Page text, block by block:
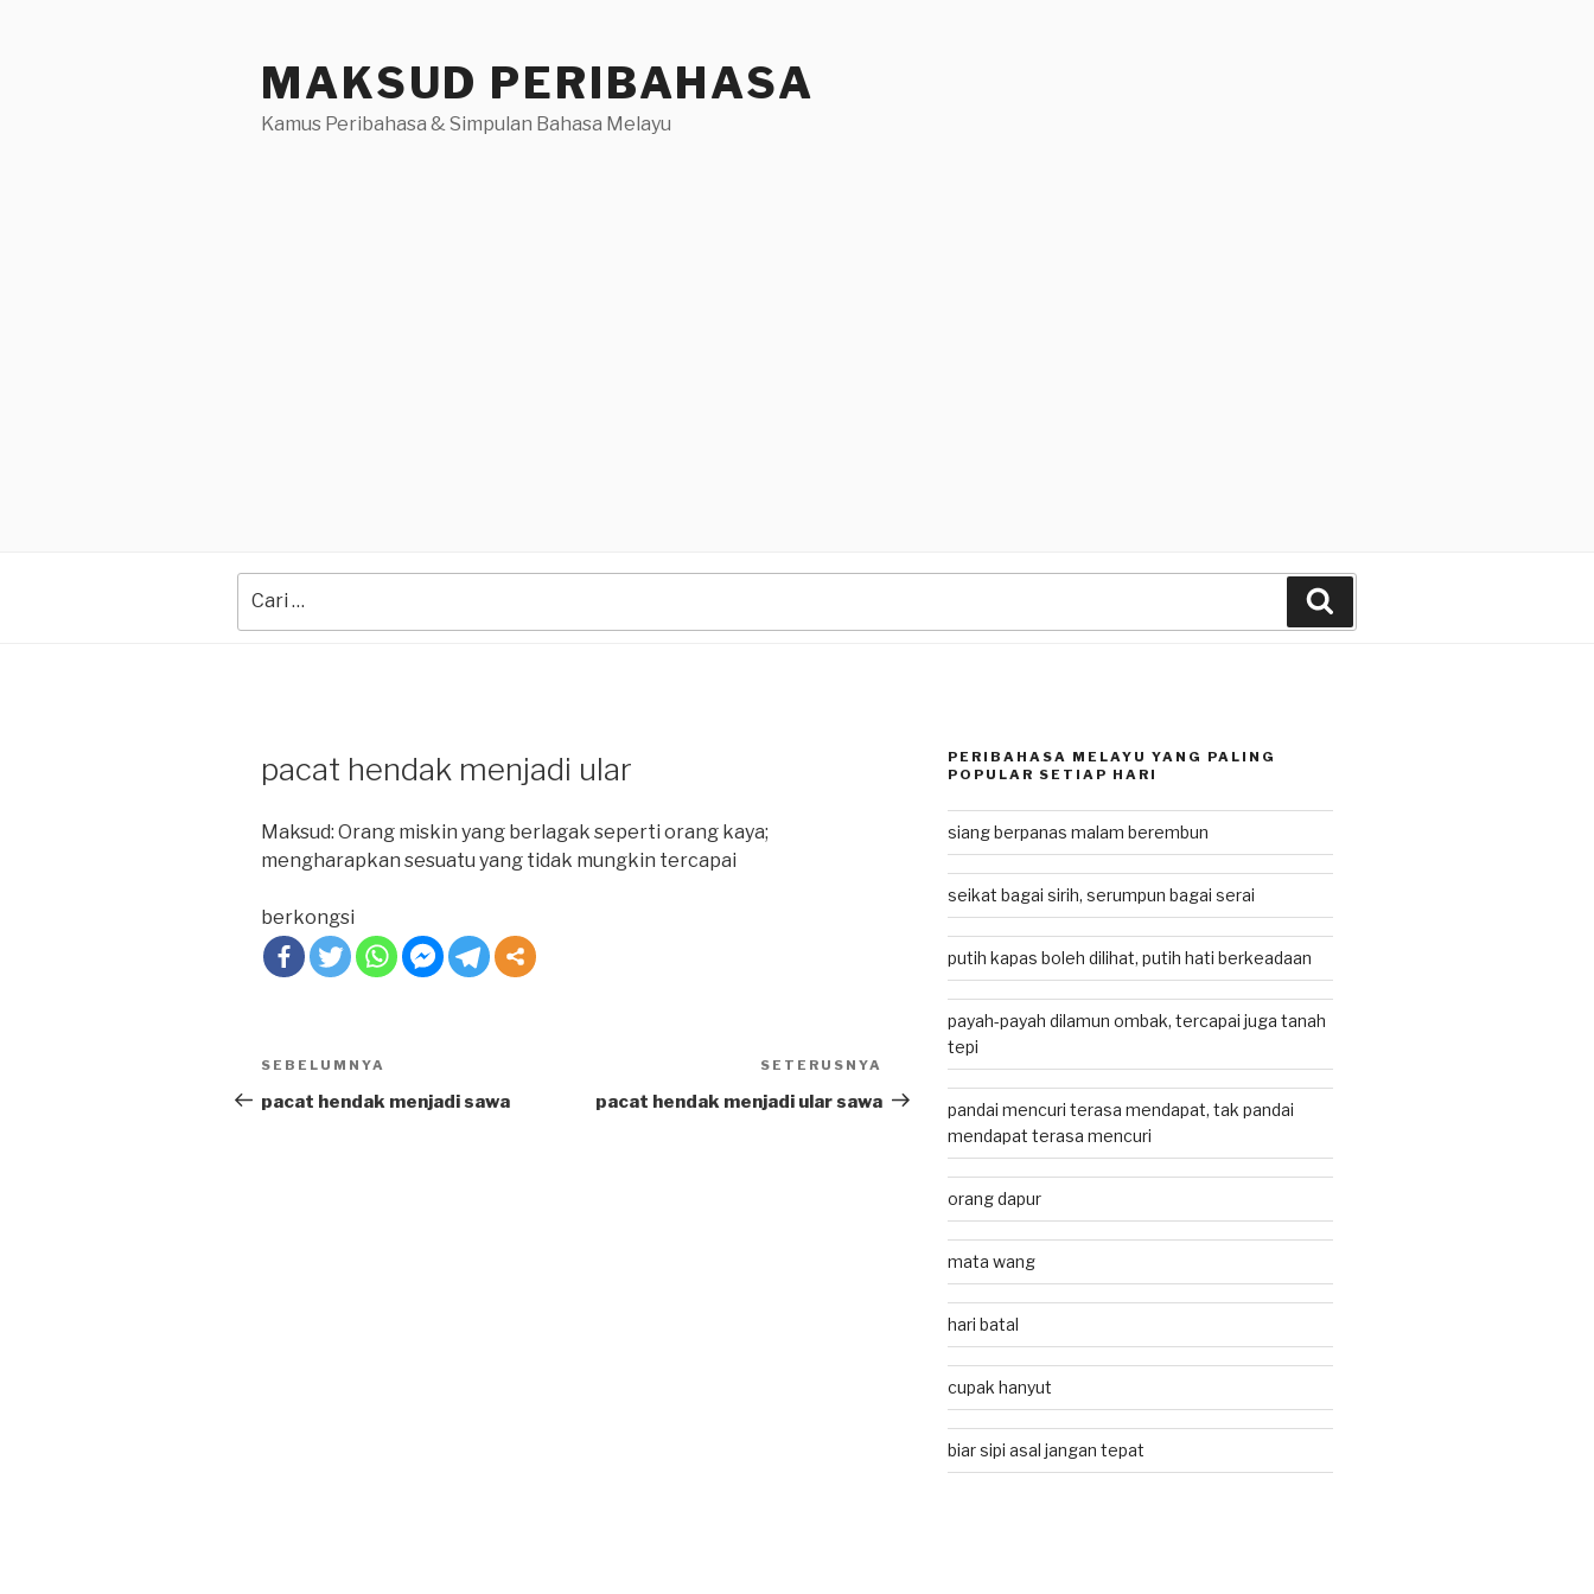
MAKSUD PERIBAHASA
Kamus Peribahasa & Simpulan Bahasa Melayu
for:
pacat hendak menjadi ular
Maksud: Orang miskin yang berlagak seperti orang kaya;
mengharapkan sesuatu yang tidak mungkin tercapai
berkongsi
Post
navigation
Previous
Post
SEBELUMNYA
pacat hendak menjadi sawa
Post
SETERUSNYA
pacat hendak menjadi ular sawa
PERIBAHASA MELAYU YANG PALING
POPULAR SETIAP HARI
siang berpanas malam berembun
seikat bagai sirih, serumpun bagai serai
putih kapas boleh dilihat, putih hati berkeadaan
payah-payah dilamun ombak, tercapai juga tanah
tepi
pandai mencuri terasa mendapat, tak pandai
mendapat terasa mencuri
orang dapur
mata wang
hari batal
cupak hanyut
biar sipi asal jangan tepat